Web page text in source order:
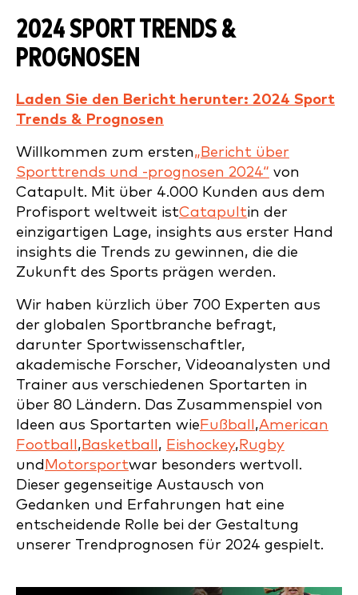
2024 SPORT TRENDS &
PROGNOSEN
Laden Sie den Bericht herunter: 2024 Sport
Trends & Prognosen
Willkommen zum ersten„Bericht über
Sporttrends und -prognosen 2024“ von
Catapult. Mit über 4.000 Kunden aus dem
Profisport weltweit istCatapultin der
einzigartigen Lage, insights aus erster Hand
insights die Trends zu gewinnen, die die
Zukunft des Sports prägen werden.
Wir haben kürzlich über 700 Experten aus
der globalen Sportbranche befragt,
darunter Sportwissenschaftler,
akademische Forscher, Videoanalysten und
Trainer aus verschiedenen Sportarten in
über 80 Ländern. Das Zusammenspiel von
Ideen aus Sportarten wie Fußball ,American
Football , Basketball , Eishockey, Rugby
und Motorsportwar besonders wertvoll.
Dieser gegenseitige Austausch von
Gedanken und Erfahrungen hat eine
entscheidende Rolle bei der Gestaltung
unserer Trendprognosen für 2024 gespielt.